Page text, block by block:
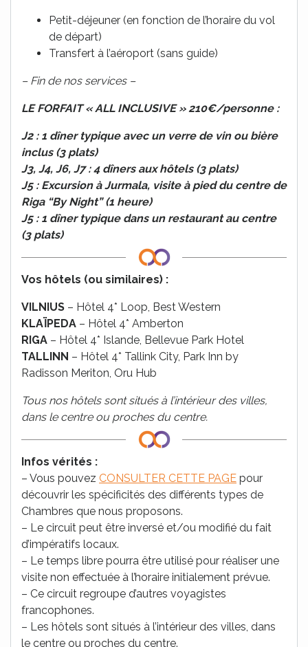
Petit-déjeuner (en fonction de l’horaire du vol
de départ)
Transfert à l’aéroport (sans guide)
– Fin de nos services –
LE FORFAIT « ALL INCLUSIVE » 210€/personne :
J2 : 1 dîner typique avec un verre de vin ou bière
inclus (3 plats)
J3, J4, J6, J7 : 4 dîners aux hôtels (3 plats)
J5 : Excursion à Jurmala, visite à pied du centre de
Riga “By Night” (1 heure)
J5 : 1 dîner typique dans un restaurant au centre
(3 plats)
Vos hôtels (ou similaires) :
VILNIUS – Hôtel 4* Loop, Best Western
KLAÏPEDA – Hôtel 4* Amberton
RIGA – Hôtel 4* Islande, Bellevue Park Hotel
TALLINN – Hôtel 4* Tallink City, Park Inn by
Radisson Meriton, Oru Hub
Tous nos hôtels sont situés à l’intérieur des villes,
dans le centre ou proches du centre.
Infos vérités :
– Vous pouvez CONSULTER CETTE PAGE pour
découvrir les spécificités des différents types de
Chambres que nous proposons.
– Le circuit peut être inversé et/ou modifié du fait
d’impératifs locaux.
– Le temps libre pourra être utilisé pour réaliser une
visite non effectuée à l’horaire initialement prévue.
– Ce circuit regroupe d’autres voyagistes
francophones.
– Les hôtels sont situés à l’intérieur des villes, dans
le centre ou proches du centre.